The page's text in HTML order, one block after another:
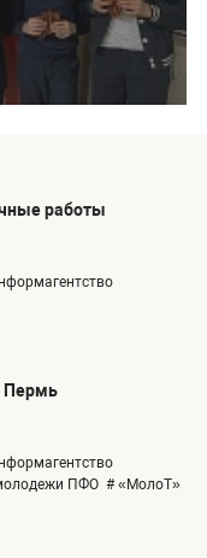
работы
Пермь
ПФО # «МолоТ»